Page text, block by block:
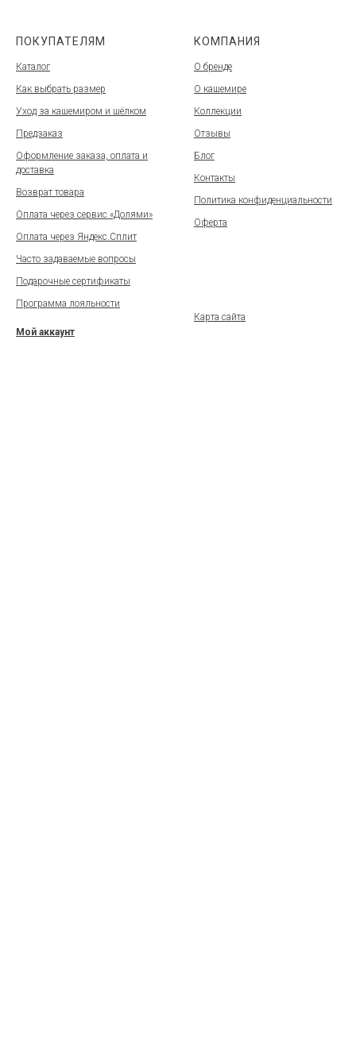
ПОКУПАТЕЛЯМ
Каталог
Как выбрать размер
Уход за кашемиром и шёлком
Предзаказ
Оформление заказа, оплата и
доставка
Возврат товара
Оплата через сервис «Долями»
Оплата через Яндекс.Сплит
Часто задаваемые вопросы
Подарочные сертификаты
Программа лояльности
Мой аккаунт
КОМПАНИЯ
О бренде
О кашемире
Коллекции
Отзывы
Блог
Контакты
Политика конфиденциальности
Оферта
Карта сайта